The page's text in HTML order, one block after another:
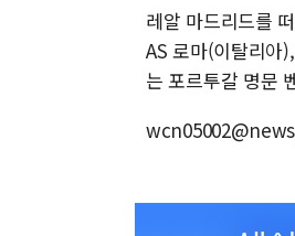
레알 마드리드를
AS 로마(이탈리아
는 포르투갈 명문